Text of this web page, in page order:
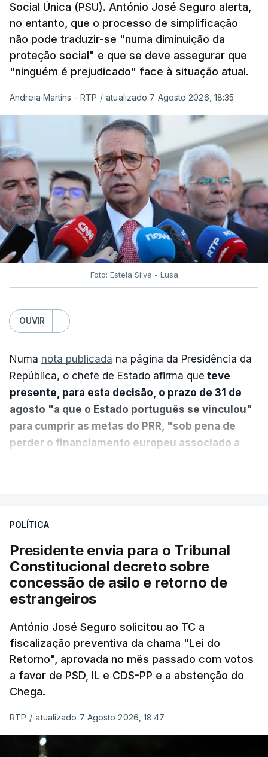
Social Única (PSU). António José Seguro alerta,
no entanto, que o processo de simplificação
não pode traduzir-se "numa diminuição da
proteção social" e que se deve assegurar que
"ninguém é prejudicado" face à situação atual.
Andreia Martins - RTP / atualizado 7 Agosto 2026, 18:35
Foto: Estela Silva - Lusa
OUVIR
Numa nota publicada na página da Presidência da
República, o chefe de Estado afirma que teve
presente, para esta decisão, o prazo de 31 de
agosto "a que o Estado português se vinculou"
para cumprir as metas do PRR, "sob pena de
perder o financiamento europeu associado a
sistema mais simples, mais justo e transparente".
"Sempre que seja possível reduzir burocracias,
eliminar sobreposições e garantir que os apoios
chegam a quem mais necessita, estaremos a dar
um passo na direção certa", argumenta o
Presidente da República.
Assegurar que "ninguém é
prejudicado"
O Preisdente deixa, no entanto, deixa alguns
POLÍTICA
Presidente envia para o Tribunal
Constitucional decreto sobre
concessão de asilo e retorno de
estrangeiros
António José Seguro solicitou ao TC a
fiscalização preventiva da chama "Lei do
Retorno", aprovada no mês passado com votos
a favor de PSD, IL e CDS-PP e a abstenção do
Chega.
RTP / atualizado 7 Agosto 2026, 18:47